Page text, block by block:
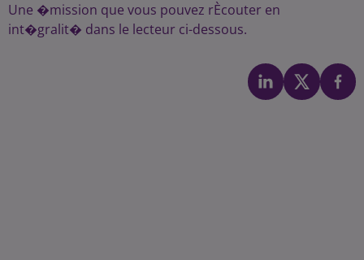
Une �mission que vous pouvez rÈcouter en
int�gralit� dans le lecteur ci-dessous.